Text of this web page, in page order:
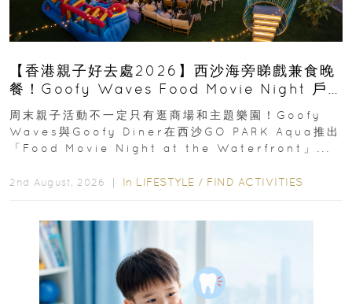
【香港親子好去處2026】西沙海旁睇戲兼食晚
餐！Goofy Waves Food Movie Night 戶
外影院逢週末登場
周末親子活動不一定只有逛商場和主題樂園！Goofy
Waves與Goofy Diner在西沙GO PARK Aqua推出
「Food Movie Night at the Waterfront」...
2nd August, 2026 ｜ In LIFESTYLE / FIND ACTIVITIES